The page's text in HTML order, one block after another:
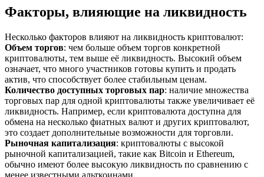
Факторы, влияющие на ликвидность
Несколько факторов влияют на ликвидность криптовалют:
Объем торгов: чем больше объем торгов конкретной
криптовалюты, тем выше её ликвидность. Высокий объем
означает, что много участников готовы купить и продать
актив, что способствует более стабильным ценам.
Количество доступных торговых пар: наличие множества
торговых пар для одной криптовалюты также увеличивает её
ликвидность. Например, если криптовалюта доступна для
обмена на несколько фиатных валют и других криптовалют,
это создает дополнительные возможности для торговли.
Рыночная капитализация: криптовалюты с высокой
рыночной капитализацией, такие как Bitcoin и Ethereum,
обычно имеют более высокую ликвидность по сравнению с